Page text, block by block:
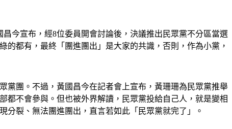
今宣布，經8位委員開會討論後，決議推出民眾黨不分區當選
都有，最終「團進團出」是大家的共識，否則，作為小黨，
黨團。不過，黃國昌今在記者會上宣布，黃珊珊為民眾黨推舉
都不會參與。但也被外界解讀，民眾黨投給自己人，就是變相
裂、無法團進團出，直言若如此「民眾黨就完了」。